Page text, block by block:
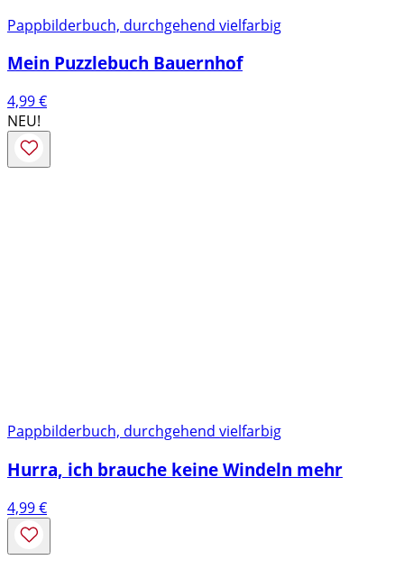
Pappbilderbuch, durchgehend vielfarbig
Mein Puzzlebuch Bauernhof
4,99€
NEU!
Pappbilderbuch, durchgehend vielfarbig
Hurra, ich brauche keine Windeln mehr
4,99€